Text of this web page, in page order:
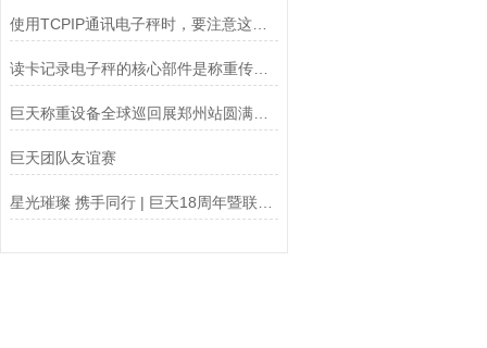
使用TCPIP通讯电子秤时，要注意这些！
读卡记录电子秤的核心部件是称重传感器
巨天称重设备全球巡回展郑州站圆满结束
巨天团队友谊赛